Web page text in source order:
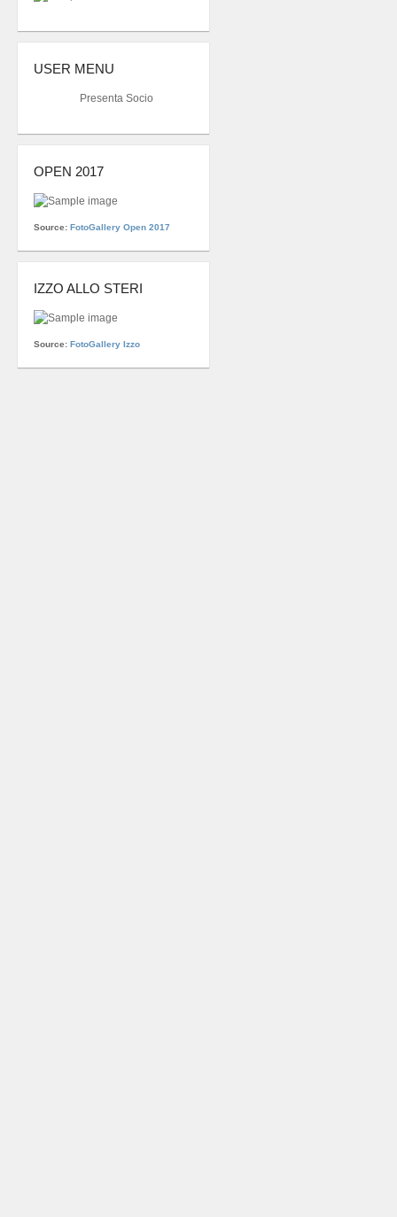
USER MENU
Presenta Socio
OPEN 2017
Source: FotoGallery Open 2017
IZZO ALLO STERI
Source: FotoGallery Izzo